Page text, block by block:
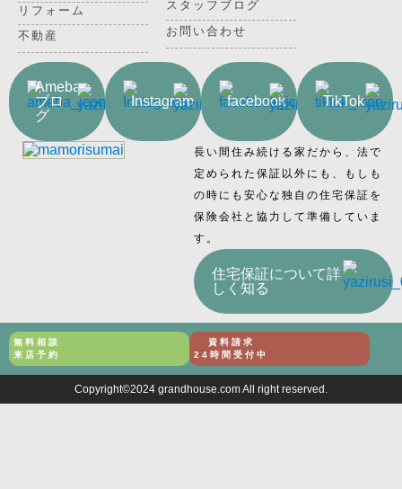
リフォーム
不動産
スタッフブログ
お問い合わせ
Ameba
ブロ
グ
Instagram facebook TikTok
長い間住み続ける家だから、法で
定められた保証以外にも、もしも
の時にも安心な独自の住宅保証を
保険会社と協力して準備していま
す。
住宅保証について詳
しく知る
無料相談
来店予約
資料請求
24時間受付中
Copyright©2024 grandhouse.com All right reserved.